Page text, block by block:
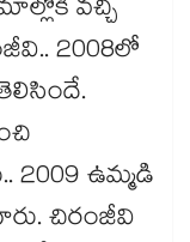
వచ్చి
2008లో
2009 ఉమ్మడి
చిరంజీవి